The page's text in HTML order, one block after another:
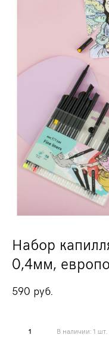
Набор
0,4мм,
590 pуб.
В наличии:1 шт.